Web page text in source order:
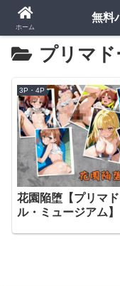
プリマ
3P・4P
花園陥堕【プリマ
ル・ミュージアム】
ホーム
無料